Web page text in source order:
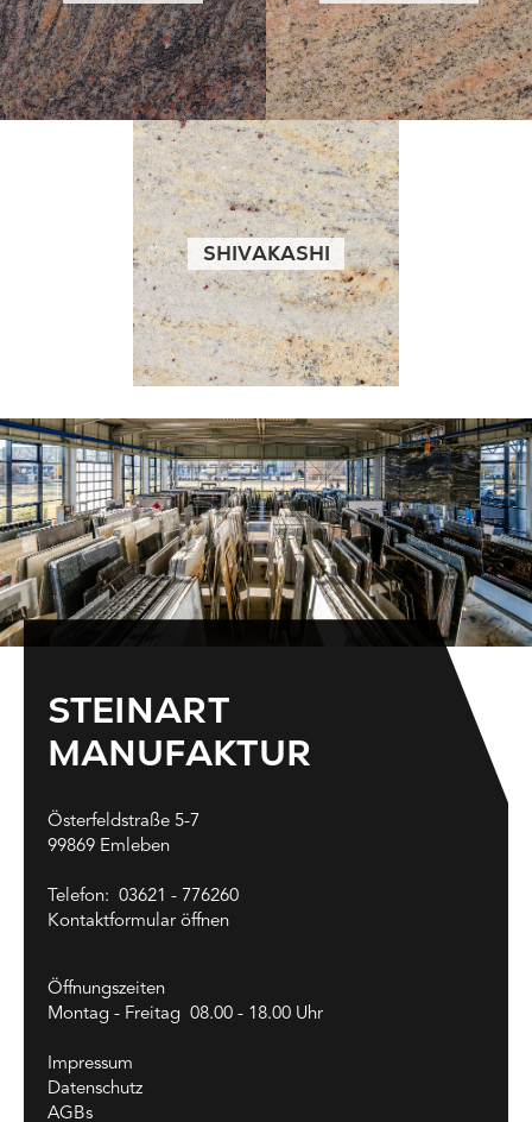
SHIVAKASHI
STEINART
MANUFAKTUR
Österfeldstraße 5-7
99869 Emleben
Telefon: 03621 - 776260
Kontaktformular öffnen
Öffnungszeiten
Montag - Freitag 08.00 - 18.00 Uhr
Impressum
Datenschutz
AGBs